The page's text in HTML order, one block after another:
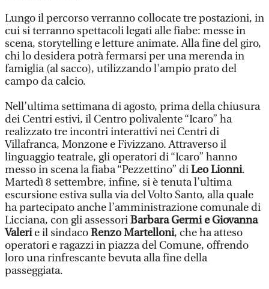
Lungo il percorso verranno collocate tre postazioni, in
cui si terranno spettacoli legati alle fiabe: messe in
scena, storytelling e letture animate. Alla fine del giro,
chi lo desidera potrà fermarsi per una merenda in
famiglia (al sacco), utilizzando l'ampio prato del
campo da calcio.
Nell’ultima settimana di agosto, prima della chiusura
dei Centri estivi, il Centro polivalente “Icaro” ha
realizzato tre incontri interattivi nei Centri di
Villafranca, Monzone e Fivizzano. Attraverso il
linguaggio teatrale, gli operatori di “Icaro” hanno
messo in scena la fiaba “Pezzettino” diLeo Lionni.
Martedì 8 settembre, infine, si è tenuta l’ultima
escursione estiva sulla via del Volto Santo, alla quale
ha partecipato anche l’amministrazione comunale di
Licciana, con gli assessoriBarbara Germi e Giovanna
Valerie il sindacoRenzo Martelloni, che ha atteso
operatori e ragazzi in piazza del Comune, offrendo
loro una rinfrescante bevuta alla fine della
passeggiata.